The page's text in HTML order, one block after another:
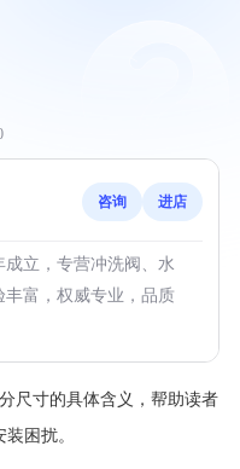
咨询 进店
成立，专营冲洗阀、水
富，权威专业，品质
尺寸的具体含义，帮助读者
困扰。